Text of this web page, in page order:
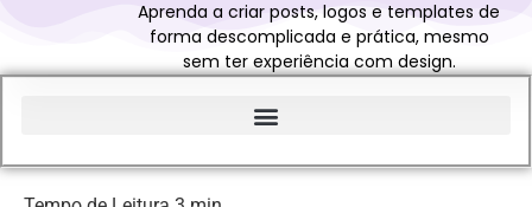
Aprenda a criar posts, logos e templates de
forma descomplicada e prática, mesmo
sem ter experiência com design.